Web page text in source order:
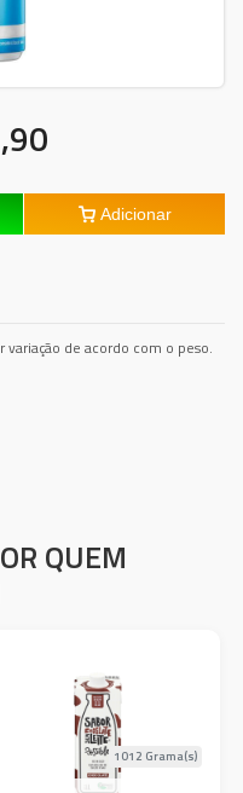
,90
Adicionar
de acordo com o peso.
QUEM
1012 Grama(s)